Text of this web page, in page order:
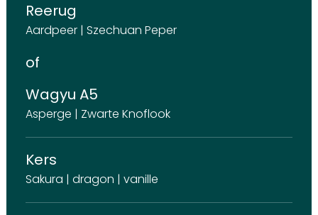
Reerug
Aardpeer | Szechuan Peper
of
Wagyu A5
Asperge | Zwarte Knoflook
Kers
Sakura | dragon | vanille